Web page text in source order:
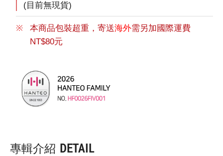
(目前無現貨)
本商品包裝超重，寄送海外需另加國際運費
NT$80元
專輯介紹 DETAIL